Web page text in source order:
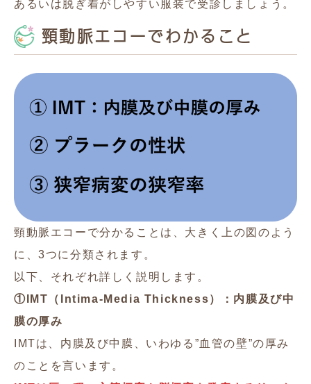
あるいは脱ぎ着がしやすい服装で受診しましょう。
頸動脈エコーでわかること
頸動脈エコーで分かることは、大きく上の図のよう
に、3つに分類されます。
以下、それぞれ詳しく説明します。
①IMT（Intima-Media Thickness）：内膜及び中
膜の厚み
IMTは、内膜及び中膜、いわゆる”血管の壁”の厚み
のことを言います。